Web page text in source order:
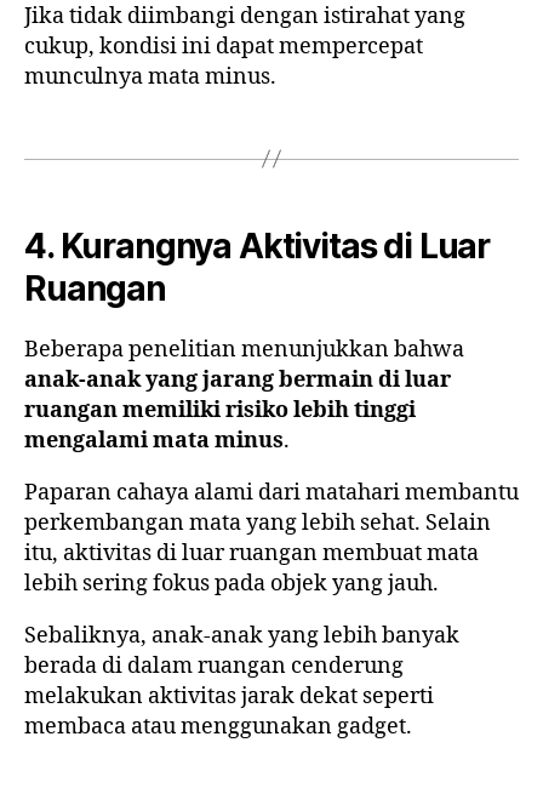
Jika tidak diimbangi dengan istirahat yang
cukup, kondisi ini dapat mempercepat
munculnya mata minus.
4. Kurangnya Aktivitas di Luar
Ruangan
Beberapa penelitian menunjukkan bahwa
anak-anak yang jarang bermain di luar
ruangan memiliki risiko lebih tinggi
mengalami mata minus.
Paparan cahaya alami dari matahari membantu
perkembangan mata yang lebih sehat. Selain
itu, aktivitas di luar ruangan membuat mata
lebih sering fokus pada objek yang jauh.
Sebaliknya, anak-anak yang lebih banyak
berada di dalam ruangan cenderung
melakukan aktivitas jarak dekat seperti
membaca atau menggunakan gadget.